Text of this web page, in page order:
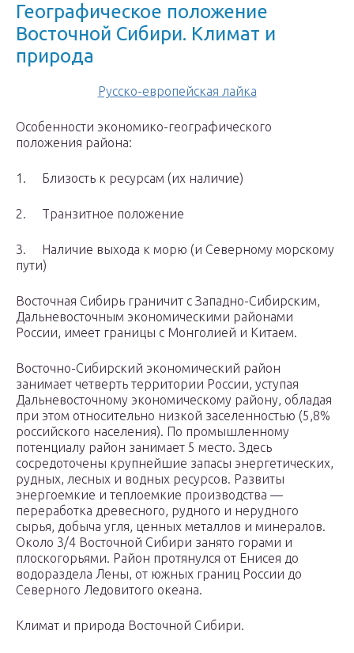
Географическое положение
Восточной Сибири. Климат и
природа
Русско-европейская лайка
Особенности экономико-географического
положения района:
1. Близость к ресурсам (их наличие)
2. Транзитное положение
3. Наличие выхода к морю (и Северному морскому
пути)
Восточная Сибирь граничит с Западно-Сибирским,
Дальневосточным экономическими районами
России, имеет границы с Монголией и Китаем.
Восточно-Сибирский экономический район
занимает четверть территории России, уступая
Дальневосточному экономическому району, обладая
при этом относительно низкой заселенностью (5,8%
российского населения). По промышленному
потенциалу район занимает 5 место. Здесь
сосредоточены крупнейшие запасы энергетических,
рудных, лесных и водных ресурсов. Развиты
энергоемкие и теплоемкие производства —
переработка древесного, рудного и нерудного
сырья, добыча угля, ценных металлов и минералов.
Около 3/4 Восточной Сибири занято горами и
плоскогорьями. Район протянулся от Енисея до
водораздела Лены, от южных границ России до
Северного Ледовитого океана.
Климат и природа Восточной Сибири.